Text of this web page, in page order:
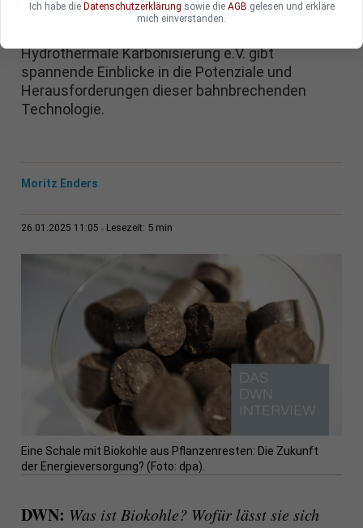
könnte, Wüsten zu begrünen. Alfons Kuhles,
Hydrothermale Karbonisierung e.V. gibt
spannende Einblicke in die Potenziale und
Herausforderungen dieser bahnbrechenden
Technologie.
Moritz Enders
26.01.2025 11:05 Lesezeit: 5 min
Eine Schale mit Biokohle aus Pflanzenresten: Die Zukunft
der Energieversorgung? (Foto: dpa).
DWN: Was ist Biokohle? Wofür lässt sie sich
Ich habe die Datenschutzerklärung sowie die AGB gelesen und erkläre
mich einverstanden.